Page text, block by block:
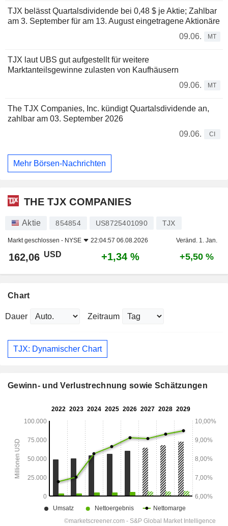
TJX belässt Quartalsdividende bei 0,48 $ je Aktie; Zahlbar
am 3. September für am 13. August eingetragene Aktionäre
09.06.
MT
TJX laut UBS gut aufgestellt für weitere
Marktanteilsgewinne zulasten von Kaufhäusern
09.06.
MT
The TJX Companies, Inc. kündigt Quartalsdividende an,
zahlbar am 03. September 2026
09.06.
CI
Mehr Börsen-Nachrichten
THE TJX COMPANIES
Aktie 854854 US8725401090 TJX
Markt geschlossen - NYSE 22:04:57 06.08.2026 Veränd. 1. Jan.
162,06 USD +1,34 % +5,50 %
Chart
Dauer Zeitraum
TJX: Dynamischer Chart
Gewinn- und Verlustrechnung sowie Schätzungen